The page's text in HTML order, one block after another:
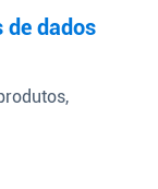
de dados